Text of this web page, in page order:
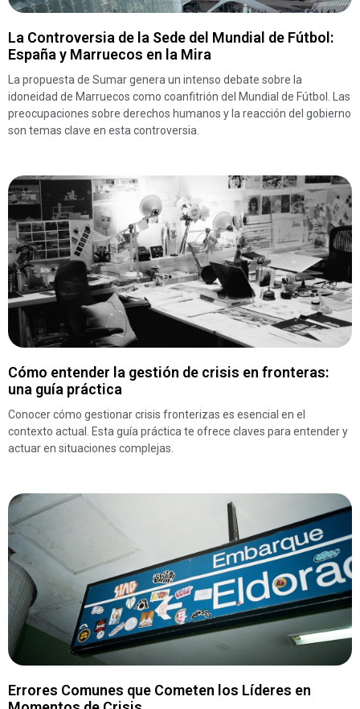
La Controversia de la Sede del Mundial de Fútbol:
España y Marruecos en la Mira
La propuesta de Sumar genera un intenso debate sobre la
idoneidad de Marruecos como coanfitrión del Mundial de Fútbol. Las
preocupaciones sobre derechos humanos y la reacción del gobierno
son temas clave en esta controversia.
Cómo entender la gestión de crisis en fronteras:
una guía práctica
Conocer cómo gestionar crisis fronterizas es esencial en el
contexto actual. Esta guía práctica te ofrece claves para entender y
actuar en situaciones complejas.
Errores Comunes que Cometen los Líderes en